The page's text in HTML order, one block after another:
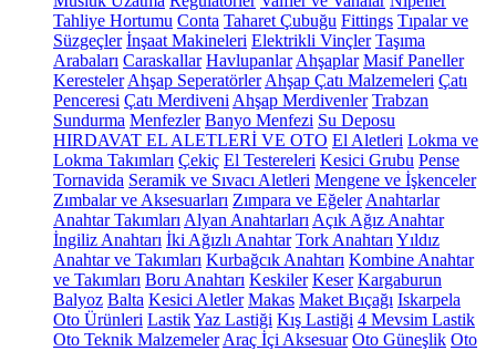
Tahliye Hortumu Conta Taharet Çubuğu Fittings Tıpalar ve
Süzgeçler İnşaat Makineleri Elektrikli Vinçler Taşıma
Arabaları Caraskallar Havlupanlar Ahşaplar Masif Paneller
Keresteler Ahşap Seperatörler Ahşap Çatı Malzemeleri Çatı
Penceresi Çatı Merdiveni Ahşap Merdivenler Trabzan
Sundurma Menfezler Banyo Menfezi Su Deposu
HIRDAVAT EL ALETLERİ VE OTO El Aletleri Lokma ve
Lokma Takımları Çekiç El Testereleri Kesici Grubu Pense
Tornavida Seramik ve Sıvacı Aletleri Mengene ve İşkenceler
Zımbalar ve Aksesuarları Zımpara ve Eğeler Anahtarlar
Anahtar Takımları Alyan Anahtarları Açık Ağız Anahtar
İngiliz Anahtarı İki Ağızlı Anahtar Tork Anahtarı Yıldız
Anahtar ve Takımları Kurbağcık Anahtarı Kombine Anahtar
ve Takımları Boru Anahtarı Keskiler Keser Kargaburun
Balyoz Balta Kesici Aletler Makas Maket Bıçağı Iskarpela
Oto Ürünleri LastikYaz Lastiği Kış Lastiği 4 Mevsim Lastik
Oto Teknik Malzemeler Araç İçi Aksesuar Oto Güneşlik Oto